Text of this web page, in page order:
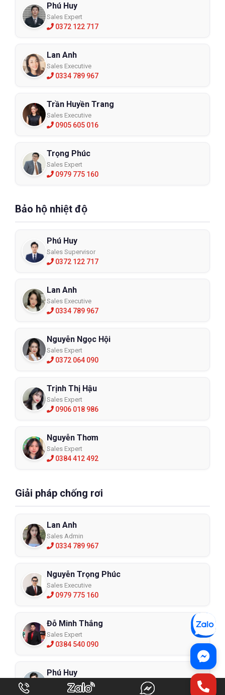
Phú Huy
Sales Expert
0372 122 717
Lan Anh
Sales Executive
0334 789 967
Trần Huyền Trang
Sales Executive
0905 605 016
Trọng Phúc
Sales Expert
0979 775 160
Bảo hộ nhiệt độ
Phú Huy
Sales Supervisor
0372 122 717
Lan Anh
Sales Executive
0334 789 967
Nguyễn Ngọc Hội
Sales Expert
0372 064 090
Trịnh Thị Hậu
Sales Expert
0906 018 986
Nguyễn Thơm
Sales Expert
0384 412 492
Giải pháp chống rơi
Lan Anh
Sales Admin
0334 789 967
Nguyễn Trọng Phúc
Sales Executive
0979 775 160
Đỗ Minh Thắng
Sales Expert
0384 540 090
Phú Huy
Sales Expert
0372 122 717